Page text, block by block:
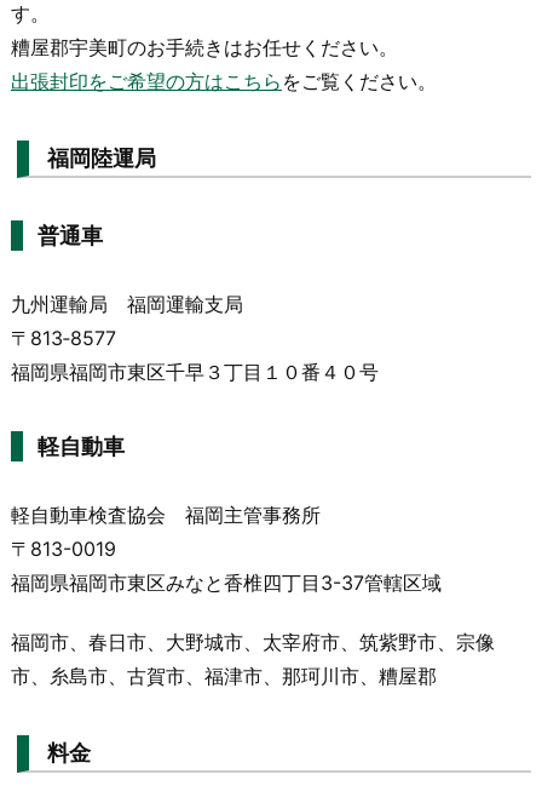
す。
糟屋郡宇美町のお手続きはお任せください。
出張封印をご希望の方はこちら をご覧ください。
福岡陸運局
普通車
九州運輸局 福岡運輸支局
〒813‐8577
福岡県福岡市東区千早３丁目１０番４０号
軽自動車
軽自動車検査協会 福岡主管事務所
〒813-0019
福岡県福岡市東区みなと香椎四丁目3-37管轄区域
福岡市、春日市、大野城市、太宰府市、筑紫野市、宗像
市、糸島市、古賀市、福津市、那珂川市、糟屋郡
料金